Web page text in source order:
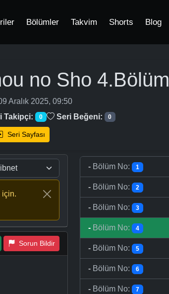
Bölümler Takvim Shorts Blog
no Sho 4.Bölüm
Aralık 2025, 09:50
Takipçi: 0 Seri Beğeni: 0
Seri Sayfası
için.
Sorun Bildir
- Bölüm No: 1
- Bölüm No: 2
- Bölüm No: 3
- Bölüm No: 4
- Bölüm No: 5
- Bölüm No: 6
- Bölüm No: 7